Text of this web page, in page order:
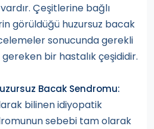
Çeşitlerine bağlı
görüldüğü huzursuz bacak
sonucunda gerekli
bir hastalık çeşididir.
Bacak Sendromu:
bilinen idiyopatik
sebebi tam olarak